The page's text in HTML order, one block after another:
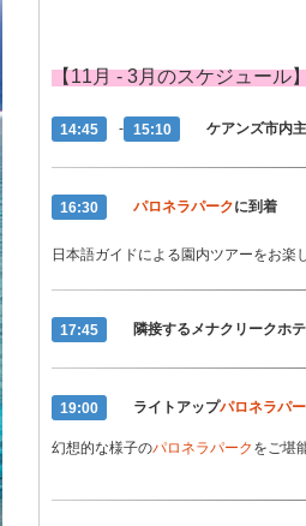
【11月 - 3月のスケジュール
14:45 - 15:10 ケアンズ市内
16:30 パロネラパークに到着
日本語ガイドによる園内ツアーをお楽
17:45 隣接するメナクリークホ
19:00 ライトアップパロネラパ
幻想的な様子のパロネラパーク をご堪